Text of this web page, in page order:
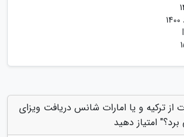
از ترکیه و یا امارات شانس دریافت ویزای
امتیاز دهید